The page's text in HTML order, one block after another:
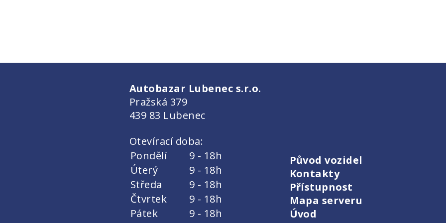
Autobazar Lubenec s.r.o.
Pražská 379
439 83 Lubenec
Otevírací doba:
Pondělí
9 - 18h
Úterý
9 - 18h
Středa
9 - 18h
Čtvrtek
9 - 18h
Pátek
9 - 18h
Původ vozidel
Kontakty
Přístupnost
Mapa serveru
Úvod